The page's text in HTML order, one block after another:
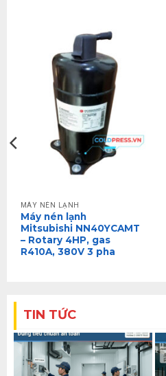
MÁY NÉN LẠNH
Máy nén lạnh
Mitsubishi NN40YCAMT
– Rotary 4HP, gas
R410A, 380V 3 pha
TIN TỨC